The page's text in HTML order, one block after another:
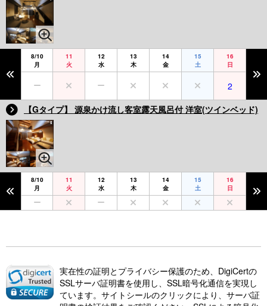
8/10
月
11
火
12
水
13
木
14
金
15
土
16
日
2
【Gタイプ】 源泉かけ流し客室露天風呂付 洋室(ツインベッド)
8/10
月
11
火
12
水
13
木
14
金
15
土
16
日
実在性の証明とプライバシー保護のため、DigiCertの
SSLサーバ証明書を使用し、SSL暗号化通信を実現し
ています。サイトシールのクリックにより、サーバ証